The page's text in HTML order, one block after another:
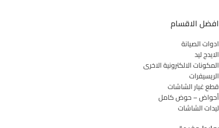
افضل الاقسام
ادوات الصيانة
الايدج ليد
المكونات الالكترونية الاخرى
الريسيفرات
قطع غيار الشاشات
أحواض – حوض كامل
ليدات الشاشات